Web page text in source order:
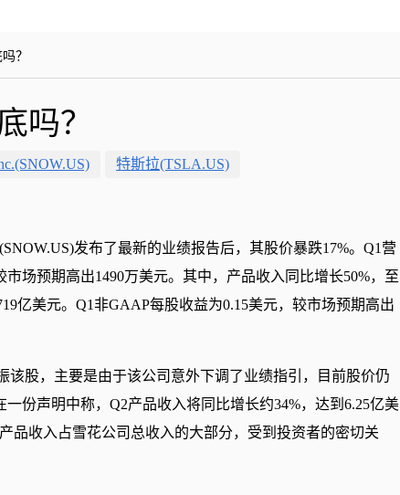
？
吗？
特斯拉(TSLA.US)
发布了最新的业绩报告后，其股价暴跌17%。Q1营
市场预期高出1490万美元。其中，产品收入同比增长50%，至
亿美元。Q1非GAAP每股收益为0.15美元，较市场预期高出
该股，主要是由于该公司意外下调了业绩指引，目前股价仍
份声明中称，Q2产品收入将同比增长约34%，达到6.25亿美
品收入占雪花公司总收入的大部分，受到投资者的密切关